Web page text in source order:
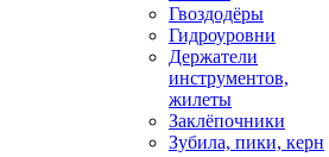
Гвоздодёры
Гидроуровни
Держатели
инструментов,
жилеты
Заклёпочники
Зубила, пики, керн